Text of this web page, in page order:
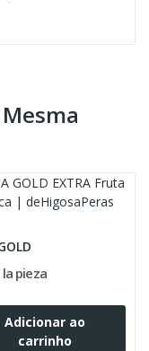
pieza
Adicionar ao
carrinho